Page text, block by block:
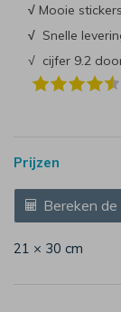
√ Mooie stickers
√ Snelle
√ cijfer 9.2
Prijzen
Bereken
21 × 30 cm